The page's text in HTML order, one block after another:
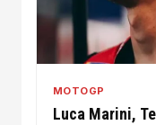
MOTOGP
Luca Marini,